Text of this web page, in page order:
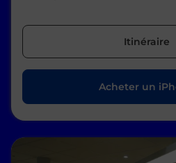
Itinéraire
Acheter un